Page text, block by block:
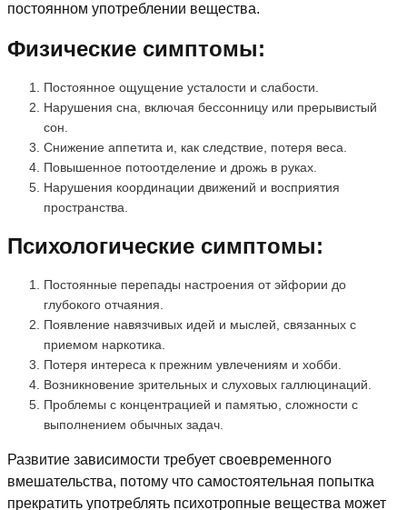
постоянном употреблении вещества.
Физические симптомы:
Постоянное ощущение усталости и слабости.
Нарушения сна, включая бессонницу или прерывистый
сон.
Снижение аппетита и, как следствие, потеря веса.
Повышенное потоотделение и дрожь в руках.
Нарушения координации движений и восприятия
пространства.
Психологические симптомы:
Постоянные перепады настроения от эйфории до
глубокого отчаяния.
Появление навязчивых идей и мыслей, связанных с
приемом наркотика.
Потеря интереса к прежним увлечениям и хобби.
Возникновение зрительных и слуховых галлюцинаций.
Проблемы с концентрацией и памятью, сложности с
выполнением обычных задач.
Развитие зависимости требует своевременного
вмешательства, потому что самостоятельная попытка
прекратить употреблять психотропные вещества может